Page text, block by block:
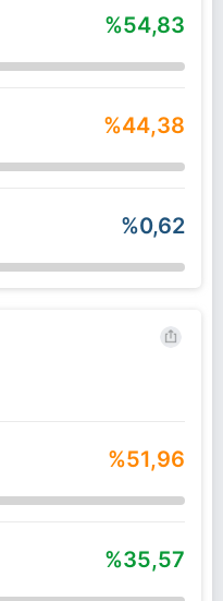
%54,83
%44,38
%0,62
%51,96
%35,57